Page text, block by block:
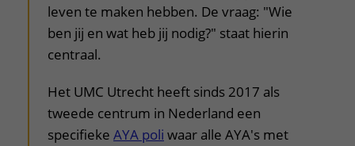
leven te maken hebben. De vraag: "Wie
ben jij en wat heb jij nodig?" staat hierin
centraal.
Het UMC Utrecht heeft sinds 2017 als
tweede centrum in Nederland een
specifieke AYA poli waar alle AYA's met